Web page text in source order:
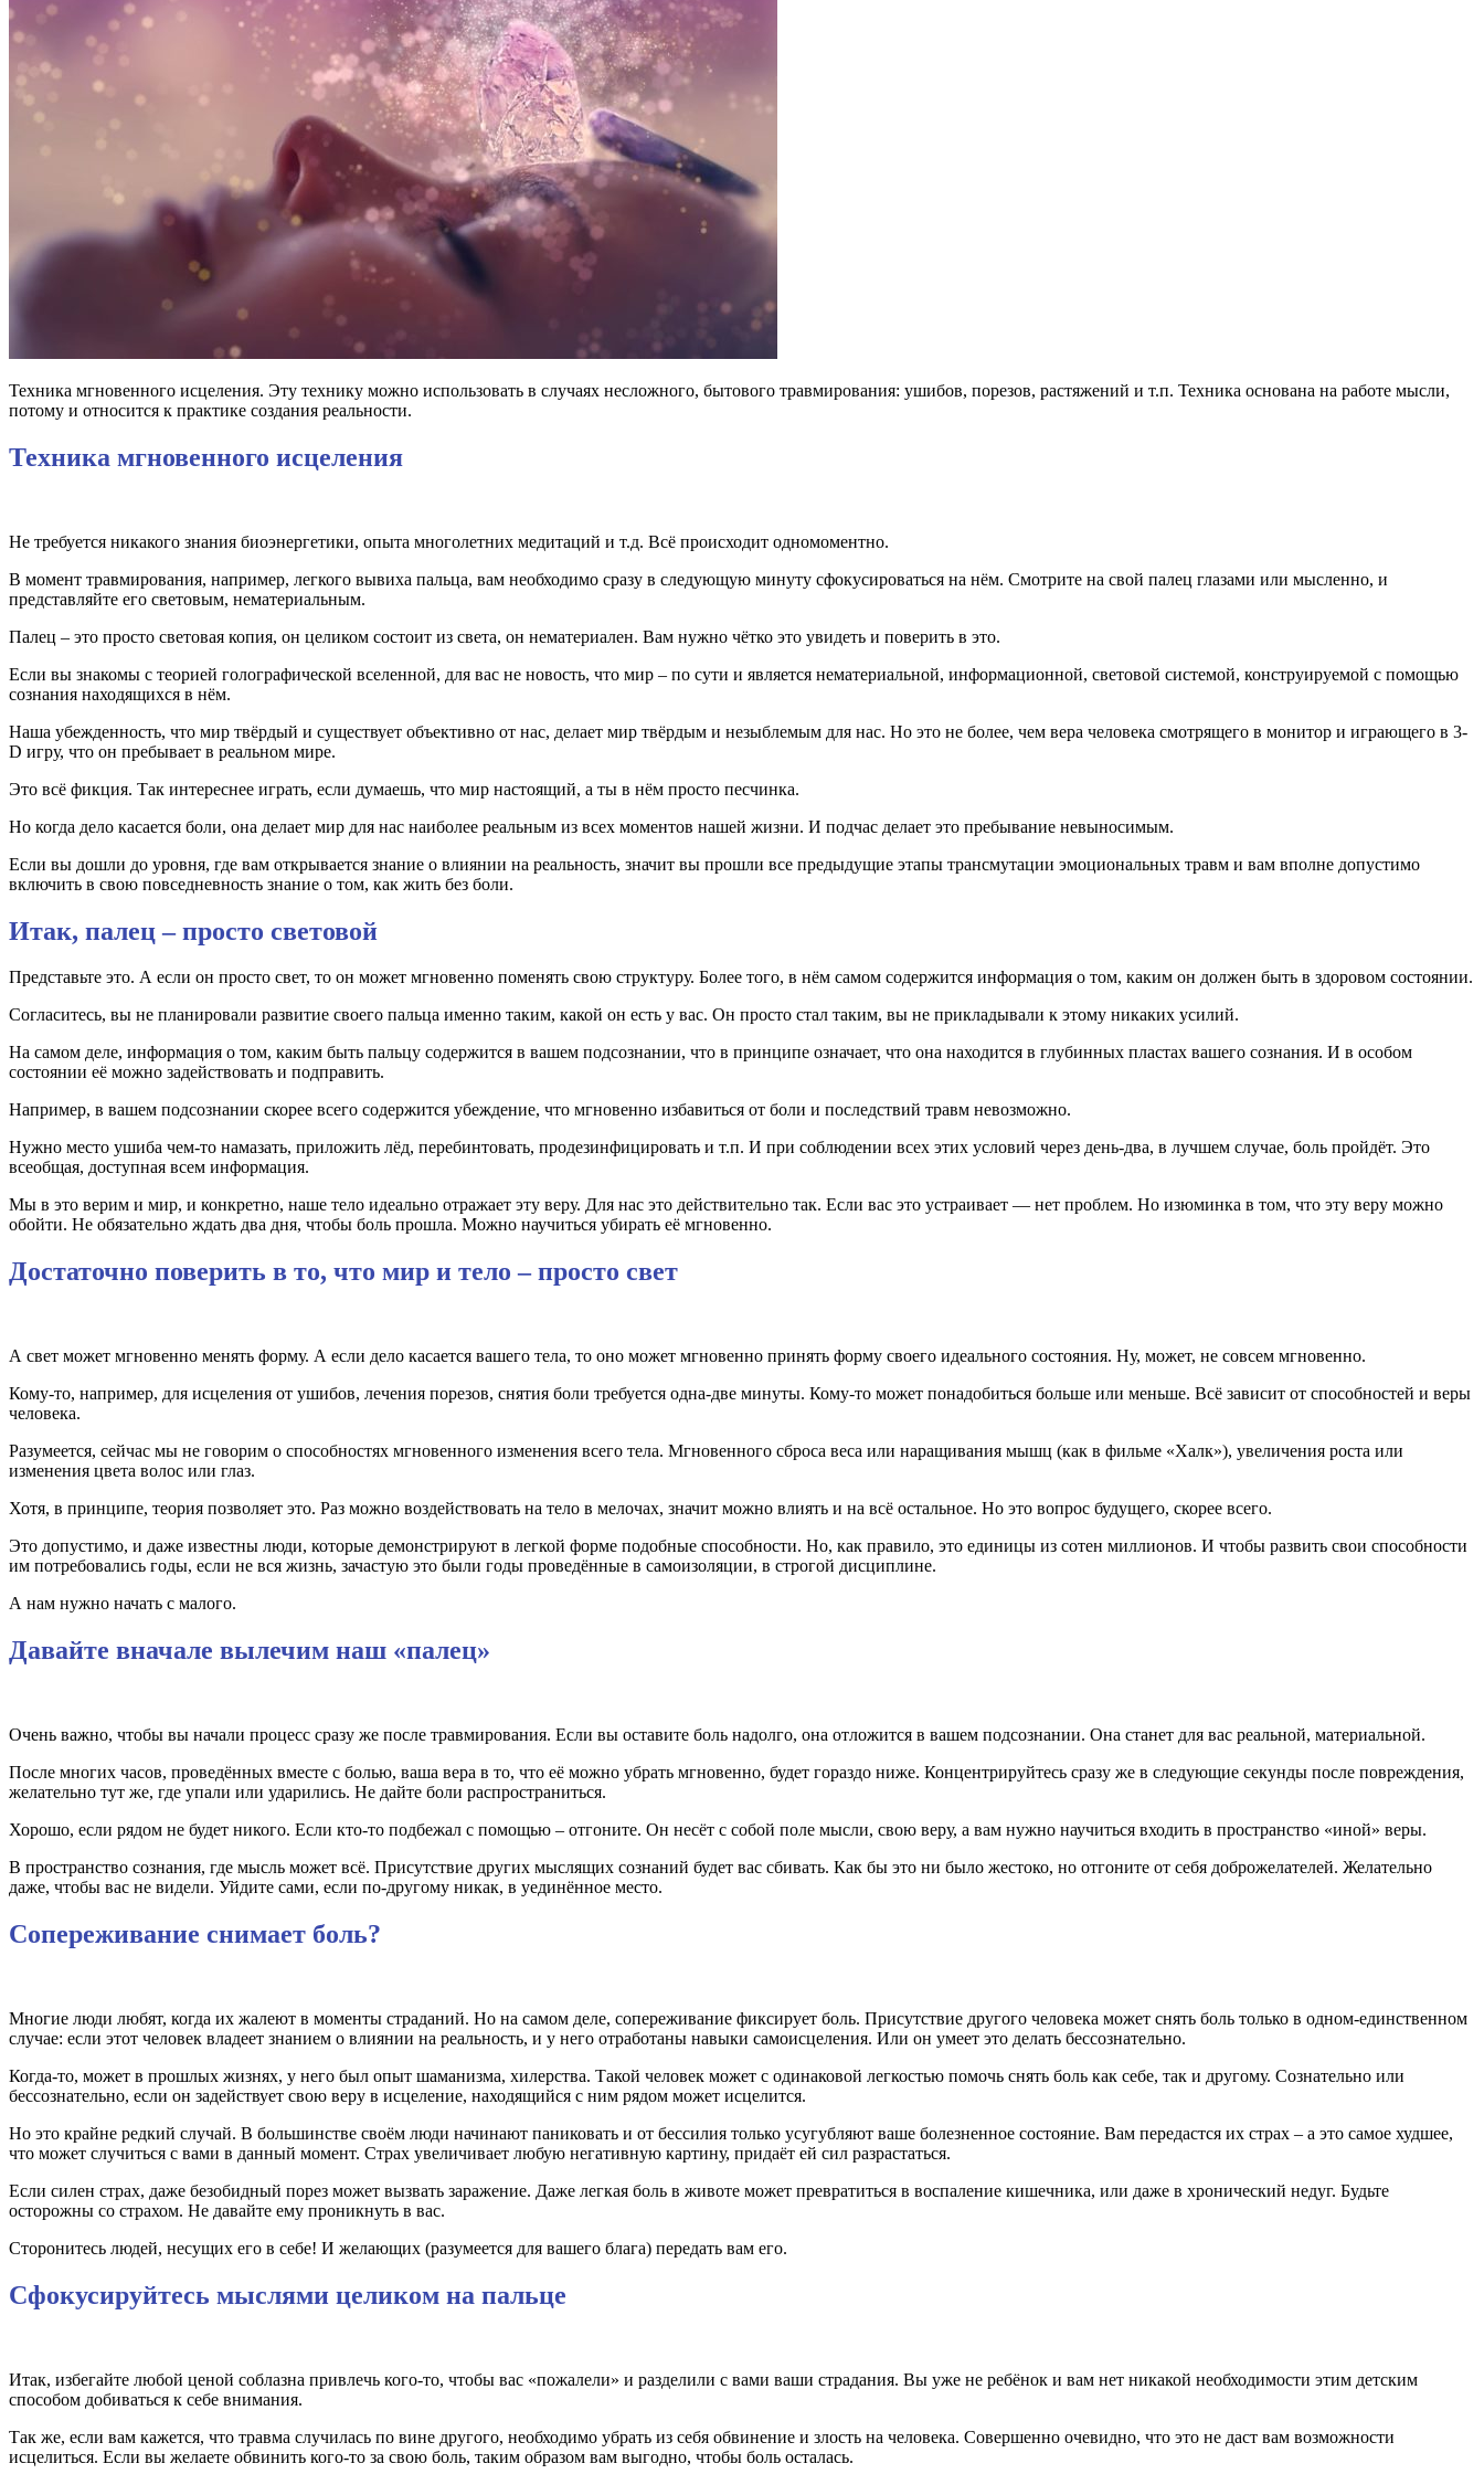
Техника мгновенного исцеления. Эту технику можно использовать в случаях несложного, бытового травмирования: ушибов, порезов, растяжений и т.п. Техника основана на работе мысли,
потому и относится к практике создания реальности.
Техника мгновенного исцеления
Не требуется никакого знания биоэнергетики, опыта многолетних медитаций и т.д. Всё происходит одномоментно.
В момент травмирования, например, легкого вывиха пальца, вам необходимо сразу в следующую минуту сфокусироваться на нём. Смотрите на свой палец глазами или мысленно, и
представляйте его световым, нематериальным.
Палец – это просто световая копия, он целиком состоит из света, он нематериален. Вам нужно чётко это увидеть и поверить в это.
Если вы знакомы с теорией голографической вселенной, для вас не новость, что мир – по сути и является нематериальной, информационной, световой системой, конструируемой с помощью
сознания находящихся в нём.
Наша убежденность, что мир твёрдый и существует объективно от нас, делает мир твёрдым и незыблемым для нас. Но это не более, чем вера человека смотрящего в монитор и играющего в 3-
D игру, что он пребывает в реальном мире.
Это всё фикция. Так интереснее играть, если думаешь, что мир настоящий, а ты в нём просто песчинка.
Но когда дело касается боли, она делает мир для нас наиболее реальным из всех моментов нашей жизни. И подчас делает это пребывание невыносимым.
Если вы дошли до уровня, где вам открывается знание о влиянии на реальность, значит вы прошли все предыдущие этапы трансмутации эмоциональных травм и вам вполне допустимо
включить в свою повседневность знание о том, как жить без боли.
Итак, палец – просто световой
Представьте это. А если он просто свет, то он может мгновенно поменять свою структуру. Более того, в нём самом содержится информация о том, каким он должен быть в здоровом состоянии.
Согласитесь, вы не планировали развитие своего пальца именно таким, какой он есть у вас. Он просто стал таким, вы не прикладывали к этому никаких усилий.
На самом деле, информация о том, каким быть пальцу содержится в вашем подсознании, что в принципе означает, что она находится в глубинных пластах вашего сознания. И в особом
состоянии её можно задействовать и подправить.
Например, в вашем подсознании скорее всего содержится убеждение, что мгновенно избавиться от боли и последствий травм невозможно.
Нужно место ушиба чем-то намазать, приложить лёд, перебинтовать, продезинфицировать и т.п. И при соблюдении всех этих условий через день-два, в лучшем случае, боль пройдёт. Это
всеобщая, доступная всем информация.
Мы в это верим и мир, и конкретно, наше тело идеально отражает эту веру. Для нас это действительно так. Если вас это устраивает — нет проблем. Но изюминка в том, что эту веру можно
обойти. Не обязательно ждать два дня, чтобы боль прошла. Можно научиться убирать её мгновенно.
Достаточно поверить в то, что мир и тело – просто свет
А свет может мгновенно менять форму. А если дело касается вашего тела, то оно может мгновенно принять форму своего идеального состояния. Ну, может, не совсем мгновенно.
Кому-то, например, для исцеления от ушибов, лечения порезов, снятия боли требуется одна-две минуты. Кому-то может понадобиться больше или меньше. Всё зависит от способностей и веры
человека.
Разумеется, сейчас мы не говорим о способностях мгновенного изменения всего тела. Мгновенного сброса веса или наращивания мышц (как в фильме «Халк»), увеличения роста или
изменения цвета волос или глаз.
Хотя, в принципе, теория позволяет это. Раз можно воздействовать на тело в мелочах, значит можно влиять и на всё остальное. Но это вопрос будущего, скорее всего.
Это допустимо, и даже известны люди, которые демонстрируют в легкой форме подобные способности. Но, как правило, это единицы из сотен миллионов. И чтобы развить свои способности
им потребовались годы, если не вся жизнь, зачастую это были годы проведённые в самоизоляции, в строгой дисциплине.
А нам нужно начать с малого.
Давайте вначале вылечим наш «палец»
Очень важно, чтобы вы начали процесс сразу же после травмирования. Если вы оставите боль надолго, она отложится в вашем подсознании. Она станет для вас реальной, материальной.
После многих часов, проведённых вместе с болью, ваша вера в то, что её можно убрать мгновенно, будет гораздо ниже. Концентрируйтесь сразу же в следующие секунды после повреждения,
желательно тут же, где упали или ударились. Не дайте боли распространиться.
Хорошо, если рядом не будет никого. Если кто-то подбежал с помощью – отгоните. Он несёт с собой поле мысли, свою веру, а вам нужно научиться входить в пространство «иной» веры.
В пространство сознания, где мысль может всё. Присутствие других мыслящих сознаний будет вас сбивать. Как бы это ни было жестоко, но отгоните от себя доброжелателей. Желательно
даже, чтобы вас не видели. Уйдите сами, если по-другому никак, в уединённое место.
Сопереживание снимает боль?
Многие люди любят, когда их жалеют в моменты страданий. Но на самом деле, сопереживание фиксирует боль. Присутствие другого человека может снять боль только в одном-единственном
случае: если этот человек владеет знанием о влиянии на реальность, и у него отработаны навыки самоисцеления. Или он умеет это делать бессознательно.
Когда-то, может в прошлых жизнях, у него был опыт шаманизма, хилерства. Такой человек может с одинаковой легкостью помочь снять боль как себе, так и другому. Сознательно или
бессознательно, если он задействует свою веру в исцеление, находящийся с ним рядом может исцелится.
Но это крайне редкий случай. В большинстве своём люди начинают паниковать и от бессилия только усугубляют ваше болезненное состояние. Вам передастся их страх – а это самое худшее,
что может случиться с вами в данный момент. Страх увеличивает любую негативную картину, придаёт ей сил разрастаться.
Если силен страх, даже безобидный порез может вызвать заражение. Даже легкая боль в животе может превратиться в воспаление кишечника, или даже в хронический недуг. Будьте
осторожны со страхом. Не давайте ему проникнуть в вас.
Сторонитесь людей, несущих его в себе! И желающих (разумеется для вашего блага) передать вам его.
Сфокусируйтесь мыслями целиком на пальце
Итак, избегайте любой ценой соблазна привлечь кого-то, чтобы вас «пожалели» и разделили с вами ваши страдания. Вы уже не ребёнок и вам нет никакой необходимости этим детским
способом добиваться к себе внимания.
Так же, если вам кажется, что травма случилась по вине другого, необходимо убрать из себя обвинение и злость на человека. Совершенно очевидно, что это не даст вам возможности
исцелиться. Если вы желаете обвинить кого-то за свою боль, таким образом вам выгодно, чтобы боль осталась.